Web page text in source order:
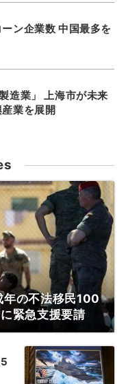
ン企業数 中国最多を
造業」 上海市が未来
業を展開
年の不法移民100
緊急支援要請